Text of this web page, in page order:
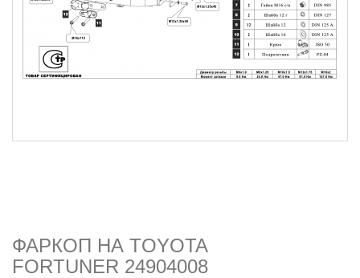
ФАРКОП НА TOYOTA
FORTUNER 24904008